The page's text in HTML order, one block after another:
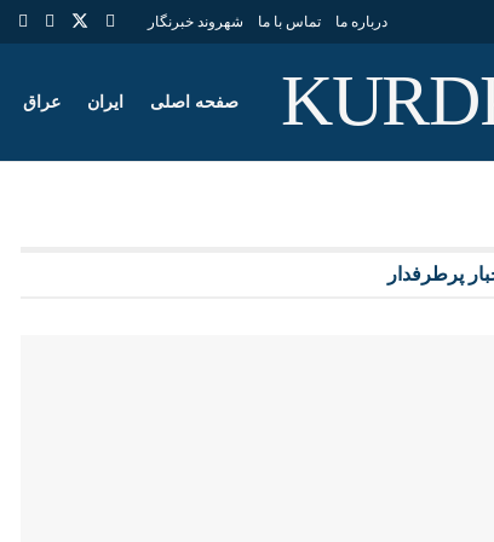
درباره ما تماس با ما شهروند خبرنگار
صفحه اصلی ایران عراق
پرطرفدار